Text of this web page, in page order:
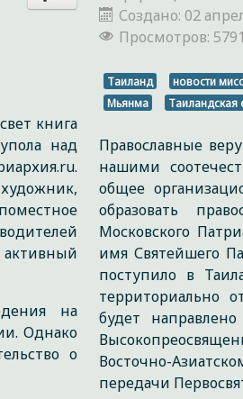
книга
над
активный
на
Однако
о
Создано: 02
Просмотров: 5791
Таиланд новости
Мьянма
Таиландская
Православные
нашими
общее
образовать
Московского
имя Святейшего
поступило в
территориально
будет
Восточно-
передачи